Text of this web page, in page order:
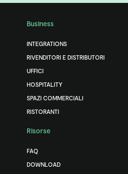
Business
INTEGRATIONS
RIVENDITORI E DISTRIBUTORI
UFFICI
HOSPITALITY
SPAZI COMMERCIALI
RISTORANTI
Risorse
FAQ
DOWNLOAD